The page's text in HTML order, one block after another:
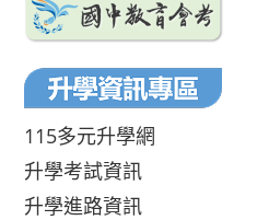
115多元升學網
升學考試資訊
升學進路資訊